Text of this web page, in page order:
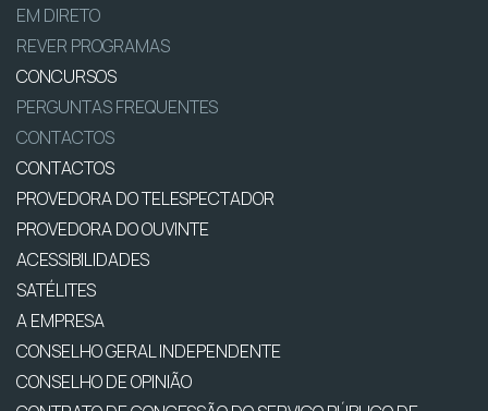
EM DIRETO
REVER PROGRAMAS
CONCURSOS
PERGUNTAS FREQUENTES
CONTACTOS
CONTACTOS
PROVEDORA DO TELESPECTADOR
PROVEDORA DO OUVINTE
ACESSIBILIDADES
SATÉLITES
A EMPRESA
CONSELHO GERAL INDEPENDENTE
CONSELHO DE OPINIÃO